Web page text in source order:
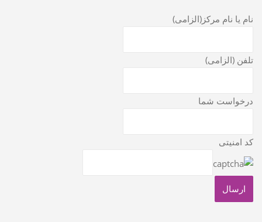
نام یا نام مرکز(الزامی)
تلفن (الزامی)
درخواست شما
کد امنیتی